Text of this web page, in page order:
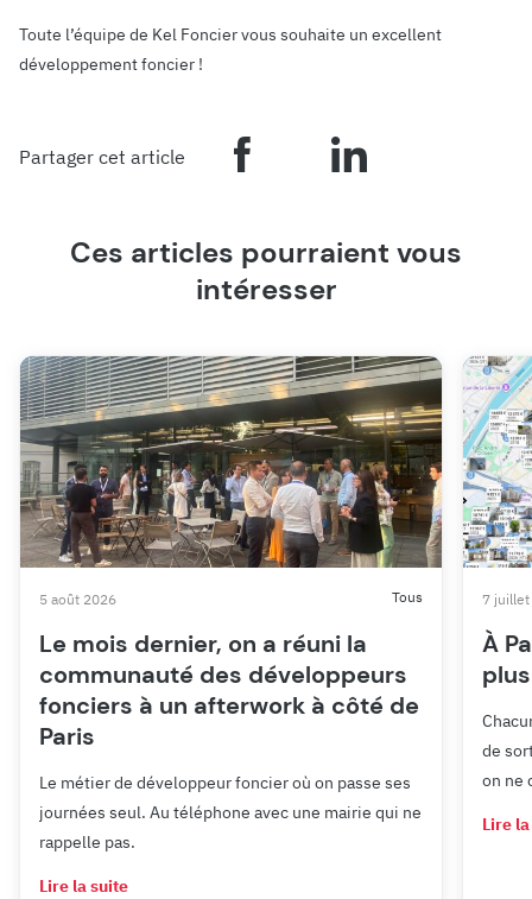
Toute l’équipe de Kel Foncier vous souhaite un excellent
développement foncier !
Partager cet article
Ces articles pourraient vous
intéresser
5 août 2026 Tous
Le mois dernier, on a réuni la
communauté des développeurs
fonciers à un afterwork à côté de
Paris
Le métier de développeur foncier où on passe ses
journées seul. Au téléphone avec une mairie qui ne
rappelle pas.
Lire la suite
7
À
de
on ne
Lire